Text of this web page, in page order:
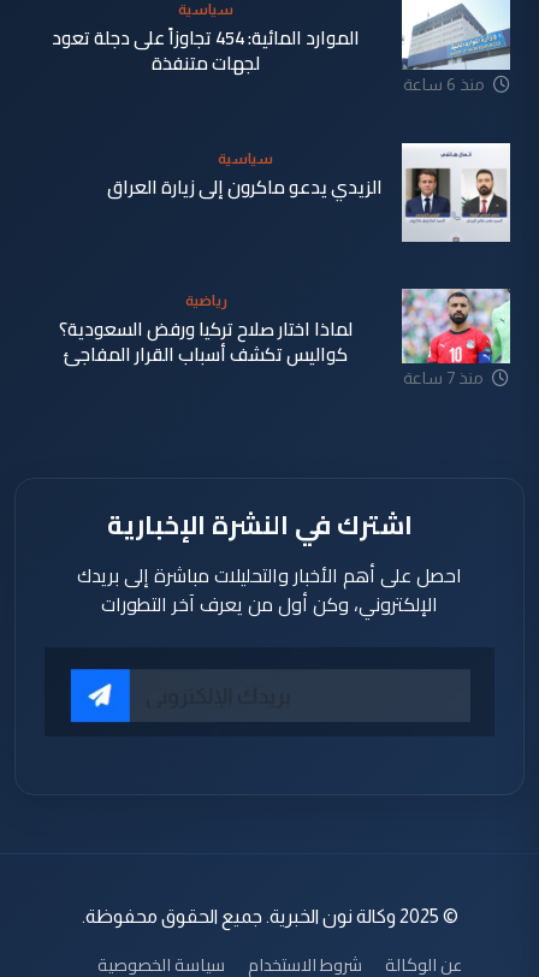
منذ 6 ساعة
سياسية
الموارد المائية: 454 تجاوزاً على دجلة تعود
لجهات متنفذة
سياسية
الزيدي يدعو ماكرون إلى زيارة العراق
منذ 7 ساعة
رياضية
لماذا اختار صلاح تركيا ورفض السعودية؟
كواليس تكشف أسباب القرار المفاجئ
اشترك في النشرة الإخبارية
احصل على أهم الأخبار والتحليلات مباشرة إلى بريدك
الإلكتروني، وكن أول من يعرف آخر التطورات
© 2025 وكالة نون الخبرية. جميع الحقوق محفوظة.
عن الوكالة شروط الاستخدام
سياسة الخصوصية